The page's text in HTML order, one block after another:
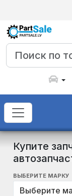
Купите
ВЫБЕРИТЕ МАРКУ
Выберите